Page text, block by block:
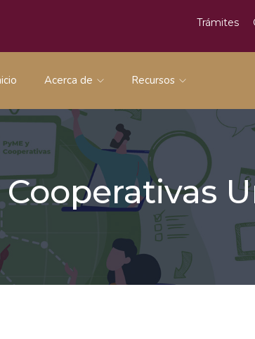
Trámites
Acerca de Recursos